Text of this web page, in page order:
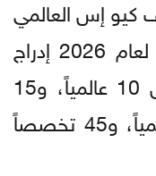
إس العالمي
للجامعات حسب التخصصات لعام 2026 إدراج
أربعة تخصصات ضمن أفضل 10 عالمياً، و15
تخصصاً ضمن أفضل 25 عالمياً، و45 تخصصاً